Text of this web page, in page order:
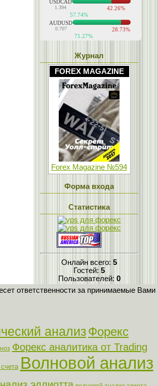
Журнал
FOREX MAGAZINE
Forex Magazine №594
Форма входа
Статистика
Онлайн всего: 5
Гостей: 5
Пользователей: 0
ответственности за принимаемые Вами
анализФорекс
Форекс аналитика от Trading
Волновой анализ